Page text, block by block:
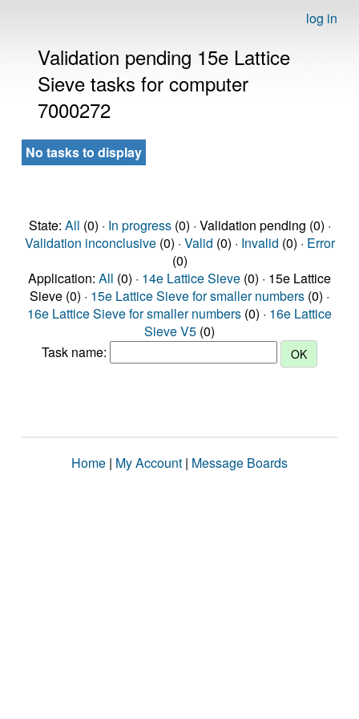
log in
Validation pending 15e Lattice
Sieve tasks for computer
7000272
No tasks to display
State: All (0) · In progress(0) · Validation pending (0) ·
Validation inconclusive(0) · Valid (0) · Invalid (0) · Error
(0)
Application: All (0) · 14e Lattice Sieve (0) · 15e Lattice
Sieve (0) · 15e Lattice Sieve for smaller numbers (0) ·
16e Lattice Sieve for smaller numbers (0) · 16e Lattice
Sieve V5 (0)
Task name:
Home | My Account | Message Boards